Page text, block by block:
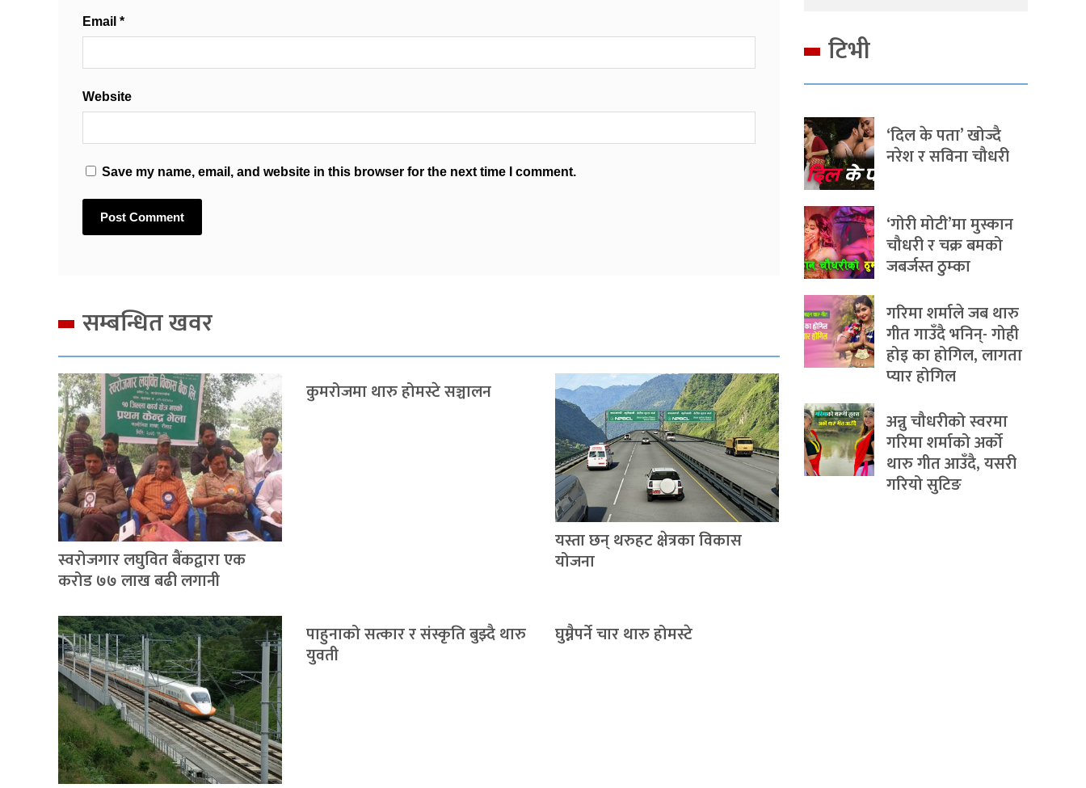
Email *
Website
Save my name, email, and website in this browser for the next time I comment.
सम्बन्धित खवर
स्वरोजगार लघुवित बैंकद्वारा एक
करोड ७७ लाख बढी लगानी
कुमरोजमा थारु होमस्टे सञ्चालन
यस्ता छन् थरुहट क्षेत्रका विकास
योजना
पाहुनाको सत्कार र संस्कृति बुझ्दै थारु
युवती
घुम्नैपर्ने चार थारु होमस्टे
टिभी
‘दिल के पता’ खोज्दै
नरेश र सविना चौधरी
‘गोरी मोटी’मा मुस्कान
चौधरी र चक्र बमको
जबर्जस्त ठुम्का
गरिमा शर्माले जब थारु
गीत गाउँदै भनिन्- गोही
होइ का होगिल, लागता
प्यार होगिल
अन्नु चौधरीको स्वरमा
गरिमा शर्माको अर्को
थारु गीत आउँदै, यसरी
गरियो सुटिङ